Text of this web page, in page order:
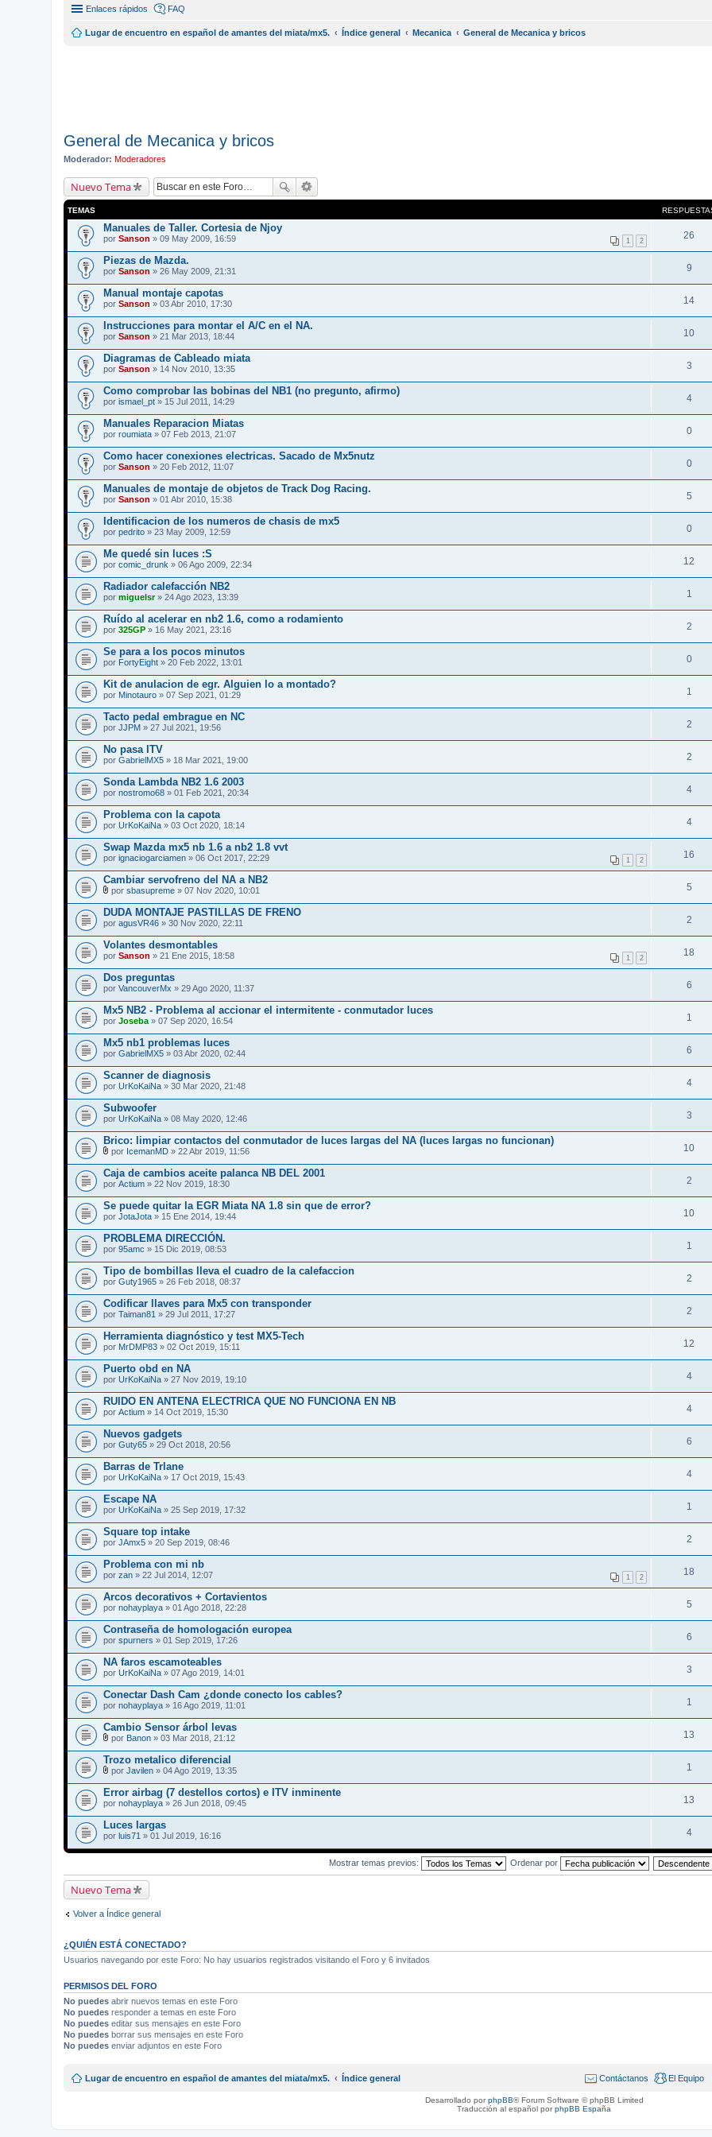
Enlaces rápidos FAQ
Lugar de encuentro en español de amantes del miata/mx5. Índice general Mecanica General de Mecanica y bricos
General de Mecanica y bricos
Moderador: Moderadores
Nuevo Tema
TEMAS
Manuales de Taller. Cortesia de Njoy
1 2
por Sanson » 09 May 2009, 16:59 26
Piezas de Mazda.
por Sanson » 26 May 2009, 21:31 9
Manual montaje capotas
por Sanson » 03 Abr 2010, 17:30 14
Instrucciones para montar el A/C en el NA.
por Sanson » 21 Mar 2013, 18:44 10
Diagramas de Cableado miata
por Sanson » 14 Nov 2010, 13:35 3
Como comprobar las bobinas del NB1 (no pregunto, afirmo)
por ismael_pt » 15 Jul 2011, 14:29 4
Manuales Reparacion Miatas
por roumiata » 07 Feb 2013, 21:07 0
Como hacer conexiones electricas. Sacado de Mx5nutz
por Sanson » 20 Feb 2012, 11:07 0
Manuales de montaje de objetos de Track Dog Racing.
por Sanson » 01 Abr 2010, 15:38 5
Identificacion de los numeros de chasis de mx5
por pedrito » 23 May 2009, 12:59 0
Me quedé sin luces :S
por comic_drunk » 06 Ago 2009, 22:34 12
Radiador calefacción NB2
por miguelsr» 24 Ago 2023, 13:39 1
Ruído al acelerar en nb2 1.6, como a rodamiento
por 325GP » 16 May 2021, 23:16 2
Se para a los pocos minutos
por FortyEight » 20 Feb 2022, 13:01 0
Kit de anulacion de egr. Alguien lo a montado?
por Minotauro » 07 Sep 2021, 01:29 1
Tacto pedal embrague en NC
por JJPM » 27 Jul 2021, 19:56 2
No pasa ITV
por GabrielMX5 » 18 Mar 2021, 19:00 2
Sonda Lambda NB2 1.6 2003
por nostromo68 » 01 Feb 2021, 20:34 4
Problema con la capota
por UrKoKaiNa » 03 Oct 2020, 18:14 4
Swap Mazda mx5 nb 1.6 a nb2 1.8 vvt
1 2
por ignaciogarciamen » 06 Oct 2017, 22:29 16
Cambiar servofreno del NA a NB2
A
d
j
u
n
t
o
s
)
por sbasupreme » 07 Nov 2020, 10:01 5
DUDA MONTAJE PASTILLAS DE FRENO
por agusVR46 » 30 Nov 2020, 22:11 2
Volantes desmontables
1 2
por Sanson » 21 Ene 2015, 18:58 18
Dos preguntas
por VancouverMx » 29 Ago 2020, 11:37 6
Mx5 NB2 - Problema al accionar el intermitente - conmutador luces
por Joseba » 07 Sep 2020, 16:54 1
Mx5 nb1 problemas luces
por GabrielMX5 » 03 Abr 2020, 02:44 6
Scanner de diagnosis
por UrKoKaiNa » 30 Mar 2020, 21:48 4
Subwoofer
por UrKoKaiNa » 08 May 2020, 12:46 3
Brico: limpiar contactos del conmutador de luces largas del NA (luces largas no funcionan)
A
d
j
u
n
t
o
s
)
por IcemanMD » 22 Abr 2019, 11:56 10
Caja de cambios aceite palanca NB DEL 2001
por Actium » 22 Nov 2019, 18:30 2
Se puede quitar la EGR Miata NA 1.8 sin que de error?
por JotaJota » 15 Ene 2014, 19:44 10
PROBLEMA DIRECCIÓN.
por 95amc » 15 Dic 2019, 08:53 1
Tipo de bombillas lleva el cuadro de la calefaccion
por Guty1965 » 26 Feb 2018, 08:37 2
Codificar llaves para Mx5 con transponder
por Taiman81 » 29 Jul 2011, 17:27 2
Herramienta diagnóstico y test MX5-Tech
por MrDMP83 » 02 Oct 2019, 15:11 12
Puerto obd en NA
por UrKoKaiNa » 27 Nov 2019, 19:10 4
RUIDO EN ANTENA ELECTRICA QUE NO FUNCIONA EN NB
por Actium » 14 Oct 2019, 15:30 4
Nuevos gadgets
por Guty65 » 29 Oct 2018, 20:56 6
Barras de Trlane
por UrKoKaiNa » 17 Oct 2019, 15:43 4
Escape NA
por UrKoKaiNa » 25 Sep 2019, 17:32 1
Square top intake
por JAmx5 » 20 Sep 2019, 08:46 2
Problema con mi nb
1 2
por zan » 22 Jul 2014, 12:07 18
Arcos decorativos + Cortavientos
por nohayplaya » 01 Ago 2018, 22:28 5
Contraseña de homologación europea
por spurners » 01 Sep 2019, 17:26 6
NA faros escamoteables
por UrKoKaiNa » 07 Ago 2019, 14:01 3
Conectar Dash Cam ¿donde conecto los cables?
por nohayplaya » 16 Ago 2019, 11:01 1
Cambio Sensor árbol levas
A
d
j
u
n
t
o
s
)
por Banon » 03 Mar 2018, 21:12 13
Trozo metalico diferencial
A
d
j
u
n
t
o
s
por Javilen » 04 Ago 2019, 13:35 1
Error airbag (7 destellos cortos) e ITV inminente
por nohayplaya » 26 Jun 2018, 09:45 13
Luces largas
por luis71 » 01 Jul 2019, 16:16 4
Mostrar temas previos: Ordenar por
Nuevo Tema
Volver a Índice general
¿QUIÉN ESTÁ CONECTADO?
Usuarios navegando por este Foro: No hay usuarios registrados visitando el Foro y 6 invitados
PERMISOS DEL FORO
No puedes abrir nuevos temas en este Foro
No puedes responder a temas en este Foro
No puedes editar sus mensajes en este Foro
No puedes borrar sus mensajes en este Foro
No puedes enviar adjuntos en este Foro
Lugar de encuentro en español de amantes del miata/mx5. Índice general El Equipo
Contáctanos
Desarrollado porphpBB® Forum Software © phpBB Limited
Traducción al español porphpBB España